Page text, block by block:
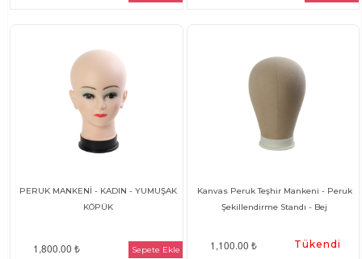
PERUK MANKENİ - KADIN - YUMUŞAK
KÖPÜK
1,800.00 ₺ Sepete Ekle
Kanvas Peruk Teşhir Mankeni - Peruk
Şekillendirme Standı - Bej
1,100.00 ₺ Tükendi